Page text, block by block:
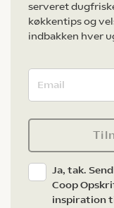
serveret
køkkentips og
indbakken hver
Ja, tak.
Coop
inspiration